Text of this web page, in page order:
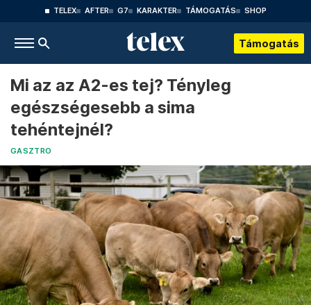
TELEX AFTER G7 KARAKTER TÁMOGATÁS SHOP
Támogatás
Mi az az A2-es tej? Tényleg
egészségesebb a sima
tehéntejnél?
GASZTRO